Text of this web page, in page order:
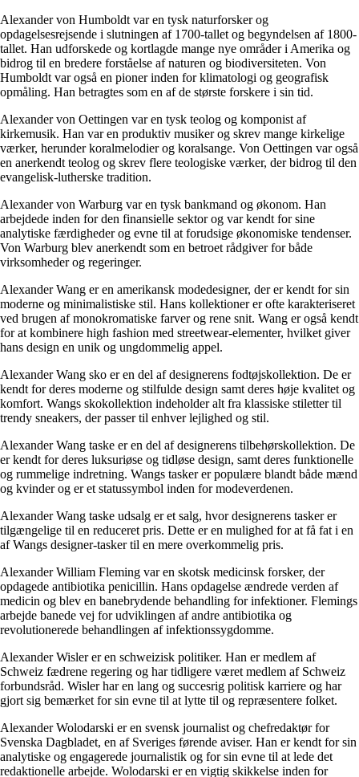
Alexander von Humboldt var en tysk naturforsker og
opdagelsesrejsende i slutningen af ​​1700-tallet og begyndelsen af ​​1800-
tallet. Han udforskede og kortlagde mange nye områder i Amerika og
bidrog til en bredere forståelse af naturen og biodiversiteten. Von
Humboldt var også en pioner inden for klimatologi og geografisk
opmåling. Han betragtes som en af ​​de største forskere i sin tid.
Alexander von Oettingen var en tysk teolog og komponist af
kirkemusik. Han var en produktiv musiker og skrev mange kirkelige
værker, herunder koralmelodier og koralsange. Von Oettingen var også
en anerkendt teolog og skrev flere teologiske værker, der bidrog til den
evangelisk-lutherske tradition.
Alexander von Warburg var en tysk bankmand og økonom. Han
arbejdede inden for den finansielle sektor og var kendt for sine
analytiske færdigheder og evne til at forudsige økonomiske tendenser.
Von Warburg blev anerkendt som en betroet rådgiver for både
virksomheder og regeringer.
Alexander Wang er en amerikansk modedesigner, der er kendt for sin
moderne og minimalistiske stil. Hans kollektioner er ofte karakteriseret
ved brugen af ​​monokromatiske farver og rene snit. Wang er også kendt
for at kombinere high fashion med streetwear-elementer, hvilket giver
hans design en unik og ungdommelig appel.
Alexander Wang sko er en del af designerens fodtøjskollektion. De er
kendt for deres moderne og stilfulde design samt deres høje kvalitet og
komfort. Wangs skokollektion indeholder alt fra klassiske stiletter til
trendy sneakers, der passer til enhver lejlighed og stil.
Alexander Wang taske er en del af designerens tilbehørskollektion. De
er kendt for deres luksuriøse og tidløse design, samt deres funktionelle
og rummelige indretning. Wangs tasker er populære blandt både mænd
og kvinder og er et statussymbol inden for modeverdenen.
Alexander Wang taske udsalg er et salg, hvor designerens tasker er
tilgængelige til en reduceret pris. Dette er en mulighed for at få fat i en
af ​​Wangs designer-tasker til en mere overkommelig pris.
Alexander William Fleming var en skotsk medicinsk forsker, der
opdagede antibiotika penicillin. Hans opdagelse ændrede verden af ​​
medicin og blev en banebrydende behandling for infektioner. Flemings
arbejde banede vej for udviklingen af ​​andre antibiotika og
revolutionerede behandlingen af ​​infektionssygdomme.
Alexander Wisler er en schweizisk politiker. Han er medlem af
Schweiz fædrene regering og har tidligere været medlem af Schweiz
forbundsråd. Wisler har en lang og succesrig politisk karriere og har
gjort sig bemærket for sin evne til at lytte til og repræsentere folket.
Alexander Wolodarski er en svensk journalist og chefredaktør for
Svenska Dagbladet, en af ​​Sveriges førende aviser. Han er kendt for sin
analytiske og engagerede journalistik og for sin evne til at lede det
redaktionelle arbejde. Wolodarski er en vigtig skikkelse inden for